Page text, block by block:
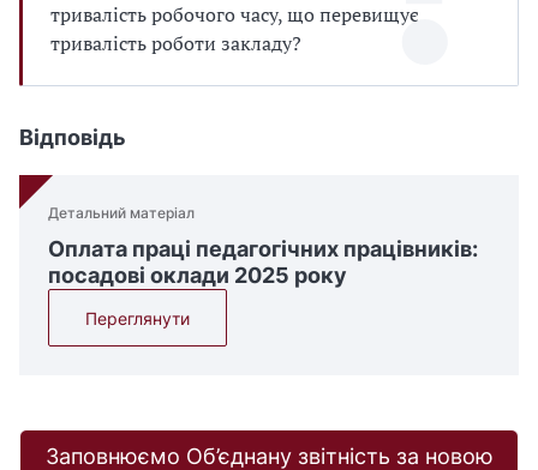
тривалість робочого часу, що перевищує
тривалість роботи закладу?
Відповідь
Детальний матеріал
Оплата праці педагогічних працівників:
посадові оклади 2025 року
Переглянути
Заповнюємо Об’єднану звітність за новою